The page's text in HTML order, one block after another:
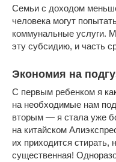
Семьи с доходом
человека могут
коммунальные услуги.
эту субсидию, и часть
Экономия на
С первым ребенком я
на необходимые нам
вторым — я стала уже
на китайском
их приходится стирать,
существенная!